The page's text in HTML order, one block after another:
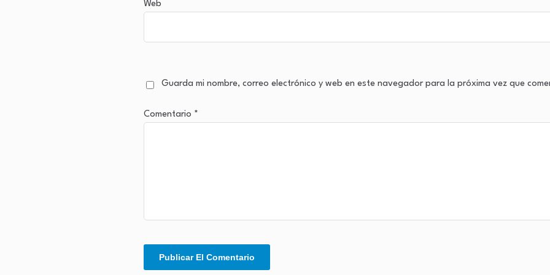
Web
Guarda mi nombre, correo electrónico y web en este navegador para la próxima vez que
Comentario *